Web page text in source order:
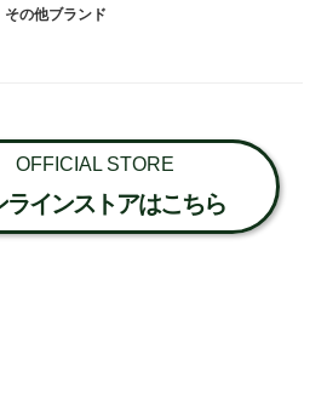
その他ブランド
OFFICIAL STORE
ラインストアはこちら